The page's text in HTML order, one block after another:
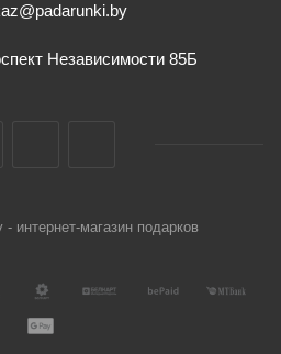
Независимости 85Б
интернет-магазин подарков